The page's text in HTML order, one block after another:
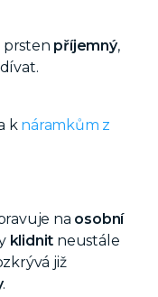
prsten příjemný,
k náramkům z
na osobní
klidnit neustále
již
.